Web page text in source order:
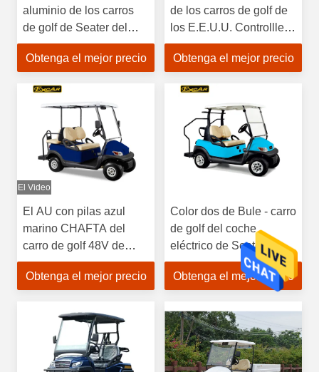
aluminio de los carros
de golf de Seater del
motor 2 de EXCAR ADC
Obtenga el mejor precio
de los carros de golf de
los E.E.U.U. Controlller
con el ISO certificada
Obtenga el mejor precio
El Video
El AU con pilas azul
marino CHAFTA del
carro de golf 48V de
EXCAR aprobó 2+2
asientos
Obtenga el mejor precio
Color dos de Bule - carro
de golf del coche
eléctrico de Seaters con
paso posterior del
caddie
Obtenga el mejor precio